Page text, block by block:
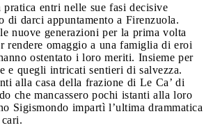
pratica entri nelle sue fasi decisive
di darci appuntamento a Firenzuola.
nuove generazioni per la prima volta
rendere omaggio a una famiglia di eroi
ostentato i loro meriti. Insieme per
e quegli intricati sentieri di salvezza.
alla casa della frazione di Le Ca’ di
che mancassero pochi istanti alla loro
Sigismondo impartì l’ultima drammatica
cari.